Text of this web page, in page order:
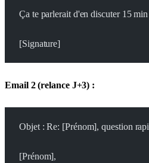
Ça te parlerait d'en discuter 15
[Signature]
Email 2 (relance J+3) :
Objet : Re: [Prénom], question
[Prénom],